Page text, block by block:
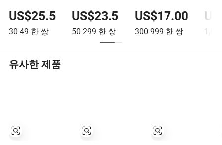
US$25.5
30-49 한 쌍
US$23.5
50-299 한 쌍
US$17.00
300-999 한 쌍
유사한 제품